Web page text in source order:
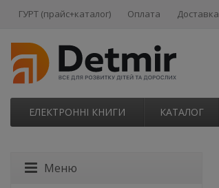
ГУРТ (прайс+каталог) Оплата Доставка
ЕЛЕКТРОННІ КНИГИ КАТАЛОГ
Меню